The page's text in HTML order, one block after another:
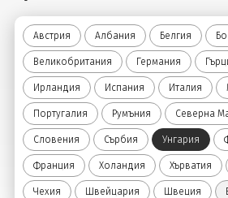
Чужбина
Празници
Турция
Гърция
Услуги
Австрия Албания Белгия
Великобритания Германия
Ирландия Испания Италия
Португалия Румъния Северна
Словения Сърбия Унгария
Франция Холандия Хърватия
Чехия Швейцария Швеция